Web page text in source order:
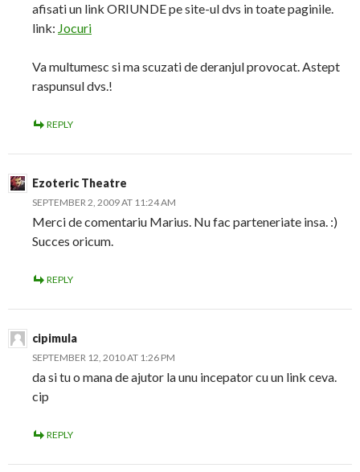
afisati un link ORIUNDE pe site-ul dvs in toate paginile.
link: Jocuri
Va multumesc si ma scuzati de deranjul provocat. Astept
raspunsul dvs.!
REPLY
Ezoteric Theatre
SEPTEMBER 2, 2009 AT 11:24 AM
Merci de comentariu Marius. Nu fac parteneriate insa. :)
Succes oricum.
REPLY
cipimula
SEPTEMBER 12, 2010 AT 1:26 PM
da si tu o mana de ajutor la unu incepator cu un link ceva.
cip
REPLY